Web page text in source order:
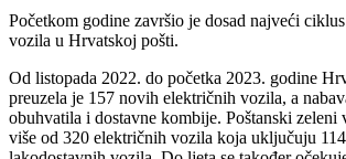
Početkom godine završio je dosad najveći
vozila u Hrvatskoj pošti.
Od listopada 2022. do početka 2023. godine
preuzela je 157 novih električnih vozila, a
obuhvatila i dostavne kombije. Poštanski zeleni
više od 320 električnih vozila koja uključuju